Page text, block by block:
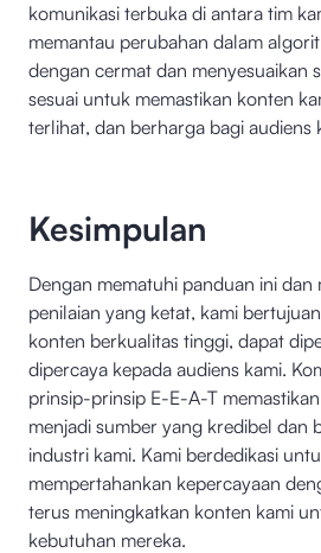
komunikasi terbuka di antara tim
memantau perubahan dalam
dengan cermat dan menyesuaikan
sesuai untuk memastikan konten
terlihat, dan berharga bagi audiens
Kesimpulan
Dengan mematuhi panduan ini dan
penilaian yang ketat, kami
konten berkualitas tinggi, dapat
dipercaya kepada audiens kami.
prinsip-prinsip E-E-A-T
menjadi sumber yang kredibel dan
industri kami. Kami berdedikasi
mempertahankan kepercayaan
terus meningkatkan konten kami
kebutuhan mereka.